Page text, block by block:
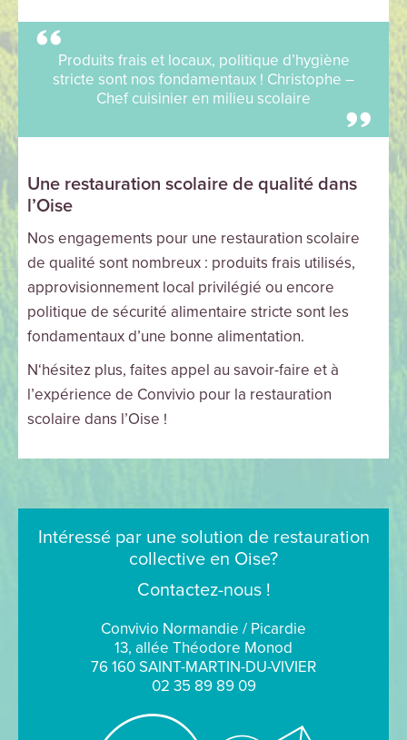
Produits frais et locaux, politique d’hygiène
stricte sont nos fondamentaux ! Christophe –
Chef cuisinier en milieu scolaire
Une restauration scolaire de qualité dans
l’Oise
Nos engagements pour une restauration scolaire
de qualité sont nombreux : produits frais utilisés,
approvisionnement local privilégié ou encore
politique de sécurité alimentaire stricte sont les
fondamentaux d’une bonne alimentation.
N‘hésitez plus, faites appel au savoir-faire et à
l’expérience de Convivio pour la restauration
scolaire dans l’Oise !
Intéressé par une solution de restauration
collective en Oise?
Contactez-nous !
Convivio Normandie / Picardie
13, allée Théodore Monod
76 160 SAINT-MARTIN-DU-VIVIER
02 35 89 89 09